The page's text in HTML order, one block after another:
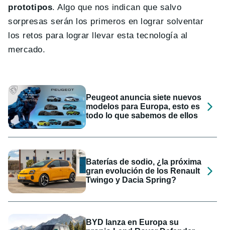
prototipos. Algo que nos indican que salvo
sorpresas serán los primeros en lograr solventar
los retos para lograr llevar esta tecnología al
mercado.
Peugeot anuncia siete nuevos
modelos para Europa, esto es
todo lo que sabemos de ellos
Baterías de sodio, ¿la próxima
gran evolución de los Renault
Twingo y Dacia Spring?
BYD lanza en Europa su